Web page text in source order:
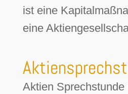
ist eine
eine
Aktien Sprechstunde